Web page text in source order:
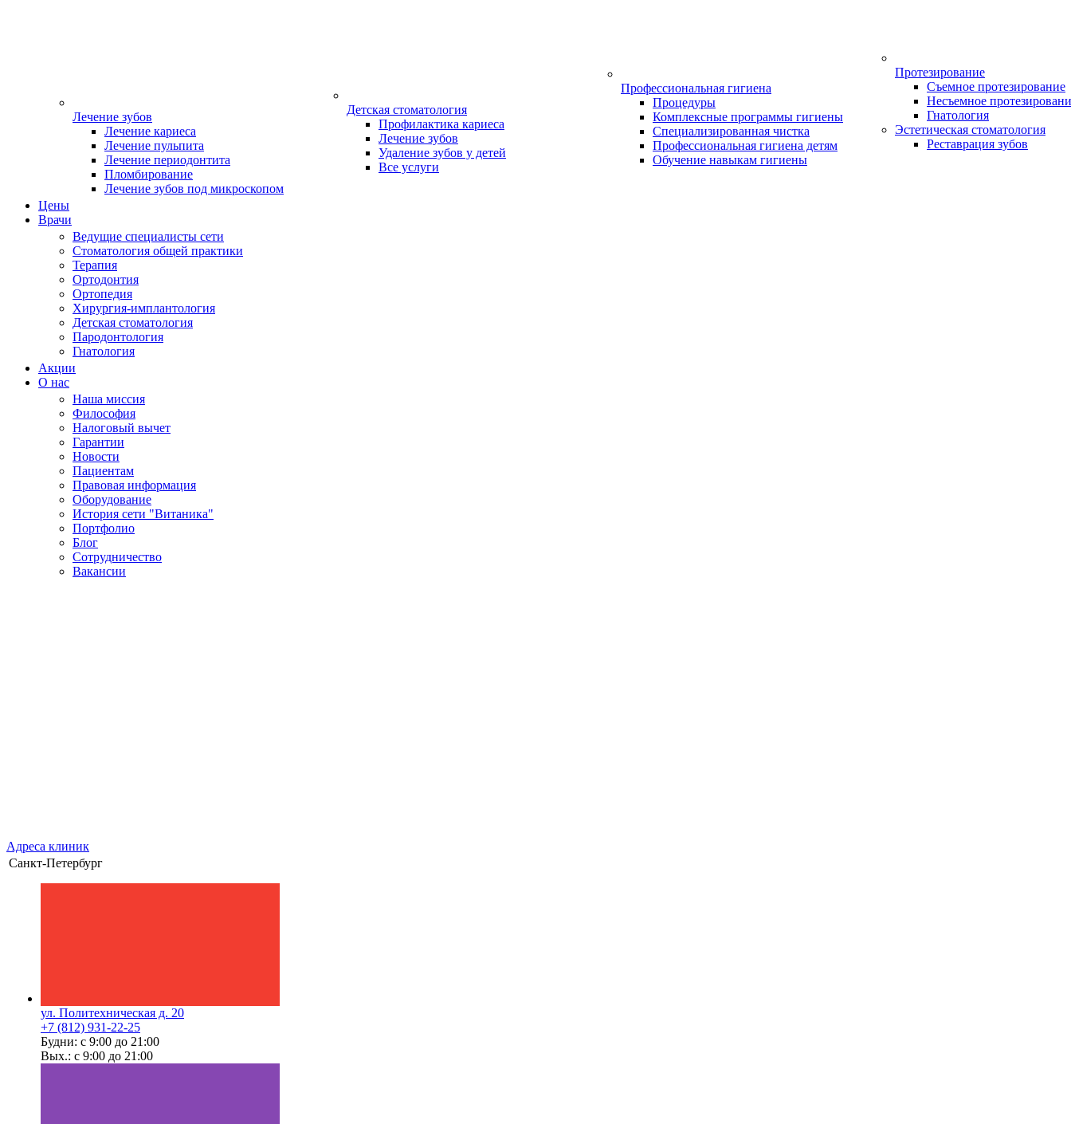
Лечение зубов
Лечение кариеса
Лечение пульпита
Лечение периодонтита
Пломбирование
Лечение зубов под микроскопом
Детская стоматология
Профилактика кариеса
Лечение зубов
Удаление зубов у детей
Все услуги
Профессиональная гигиена
Процедуры
Комплексные программы гигиены
Специализированная чистка
Профессиональная гигиена детям
Обучение навыкам гигиены
Протезирование
Съемное протезирование
Несъемное
Гнатология
Эстетическая стоматология
Реставрация зубов
Цены
Врачи
Ведущие специалисты сети
Стоматология общей практики
Терапия
Ортодонтия
Ортопедия
Хирургия-имплантология
Детская стоматология
Пародонтология
Гнатология
Акции
О нас
Наша миссия
Философия
Налоговый вычет
Гарантии
Новости
Пациентам
Правовая информация
Оборудование
История сети "Витаника"
Портфолио
Блог
Сотрудничество
Вакансии
Адреса клиник
Санкт-Петербург
ул. Политехническая д. 20
+7 (812) 931-22-25
Будни: с 9:00 до 21:00
Вых.: с 9:00 до 21:00